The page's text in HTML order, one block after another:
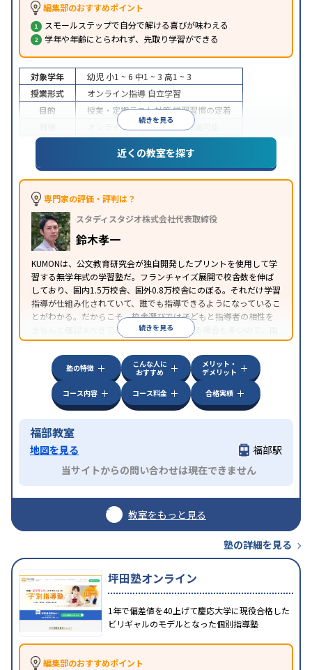
編集部のおすすめポイント
スモールステップで自分で解ける喜びが味わえる
学年や年齢にとらわれず、先取り学習ができる
続きを見る
対象学年 幼児 小1 ~ 6 中1 ~ 3 高1 ~ 3
授業形式
オンライン指導 自立学習
目的
授業・定期テスト対策学習習慣の定着
オンライン対応1科目から受講可能
近くの教室を探す
専門家の評価・評判は？
スタディスタジオ株式会社代表取締役
鈴木孝一
KUMONは、公文教育研究会が独自開発したプリントを使用して学
習する無学年式の学習塾だ。フランチャイズ展開で校舎数を伸ば
しており、国内1.5万校舎、国外0.8万校舎にのぼる。それだけ学習
指導が仕組み化されていて、誰でも指導できるようになっているこ
とがわかる。だからこそ、校舎選びでは子どもと指導者の相性を
きちんと確認すべきである。近所に2校舎ある場合も多いので、両
方見学してみることをオススメする。
続きを見る
塾の特徴
こんな人に
おすすめ
メリット・
デメリット
コース内容
コース料金 合格実績
福部教室
地図を見る
福部駅
当サイトからの問い合わせは現在できません
教室をもっと見る
塾の詳細を見る
坪田塾オンライン
1年で偏差値を40上げて慶応大学に現役合格した
ビリギャルのモデルとなった個別指導塾
編集部のおすすめポイント